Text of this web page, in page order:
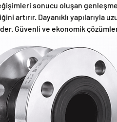
sonucu oluşan
artırır. Dayanıklı yapılarıyla
Güvenli ve ekonomik